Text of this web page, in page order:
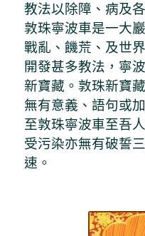
教法以除障、病及
敦珠寧波車是一大
戰亂、饑荒、及世
開發甚多教法，寧
新寶藏。敦珠新寶
無有意義、語句或
至敦珠寧波車至吾
受污染亦無有破誓
速。